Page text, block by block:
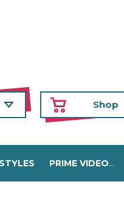
Shop
PRIME VIDEO